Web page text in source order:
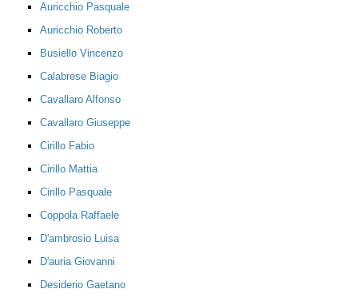
Auricchio Pasquale
Auricchio Roberto
Busiello Vincenzo
Calabrese Biagio
Cavallaro Alfonso
Cavallaro Giuseppe
Cirillo Fabio
Cirillo Mattia
Cirillo Pasquale
Coppola Raffaele
D'ambrosio Luisa
D'auria Giovanni
Desiderio Gaetano